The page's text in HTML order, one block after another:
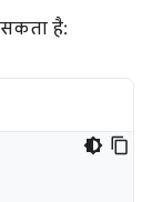
है: